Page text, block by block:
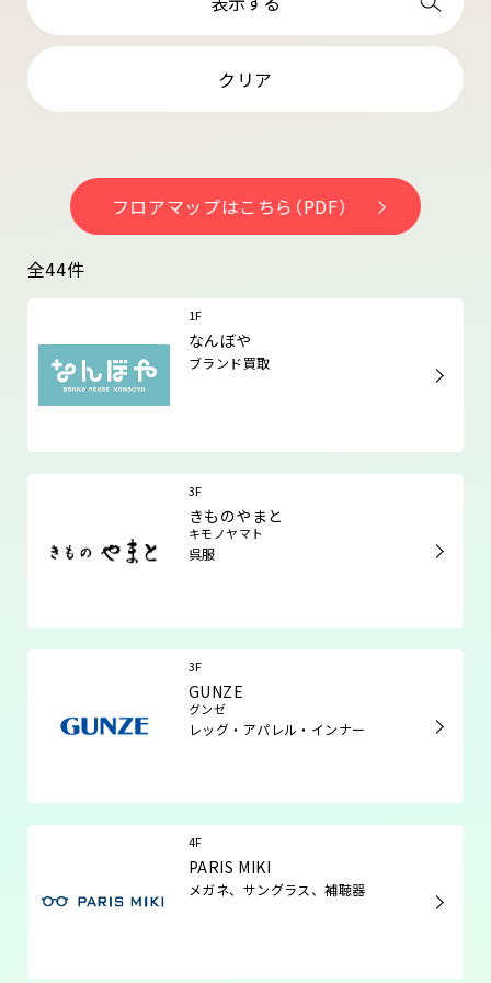
クリア
フロアマップはこちら（PDF）
全44件
1F
なんぼや
ブランド買取
3F
きものやまと
キモノヤマト
呉服
3F
GUNZE
グンゼ
レッグ・アパレル・インナー
4F
PARIS MIKI
メガネ、サングラス、補聴器